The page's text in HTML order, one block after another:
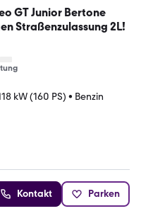
GT Junior Bertone
Straßenzulassung 2L!
kW (160 PS) • Benzin
Kontakt Parken